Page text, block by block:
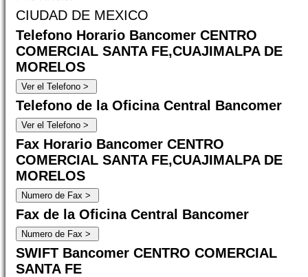
CIUDAD DE MEXICO
Telefono Horario Bancomer CENTRO
COMERCIAL SANTA FE,CUAJIMALPA DE
MORELOS
Telefono de la Oficina Central Bancomer
Fax Horario Bancomer CENTRO
COMERCIAL SANTA FE,CUAJIMALPA DE
MORELOS
Fax de la Oficina Central Bancomer
SWIFT Bancomer CENTRO COMERCIAL
SANTA FE